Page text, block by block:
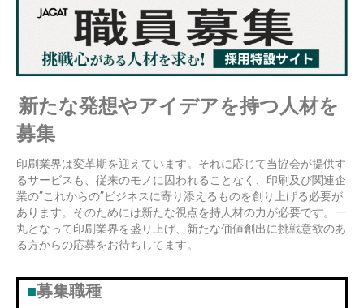
新たな発想やアイデアを持つ人材を
募集
印刷業界は変革期を迎えています。それに応じて当協会が提供す
るサービスも、従来のモノに囚われることなく、印刷及び関連企
業の”これからの”ビジネスに寄り添えるものを創り上げる必要が
あります。そのためには新たな視点を持人材の力が必要です。一
丸となって印刷業界を盛り上げ、新たな価値創出に挑戦意欲のあ
る方からの応募をお待ちしてます。
■募集職種